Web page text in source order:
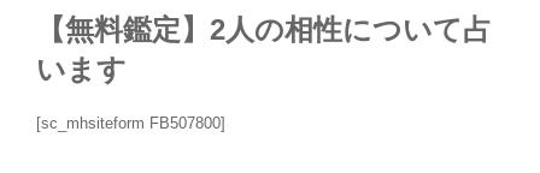
【無料鑑定】2人の相性について占
います
[sc_mhsiteform FB507800]